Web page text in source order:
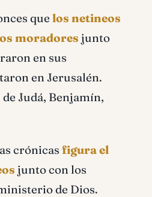
que los netineos
moradores junto
en sus
en Jerusalén.
Judá, Benjamín,
crónicas figura el
junto con los
de Dios.